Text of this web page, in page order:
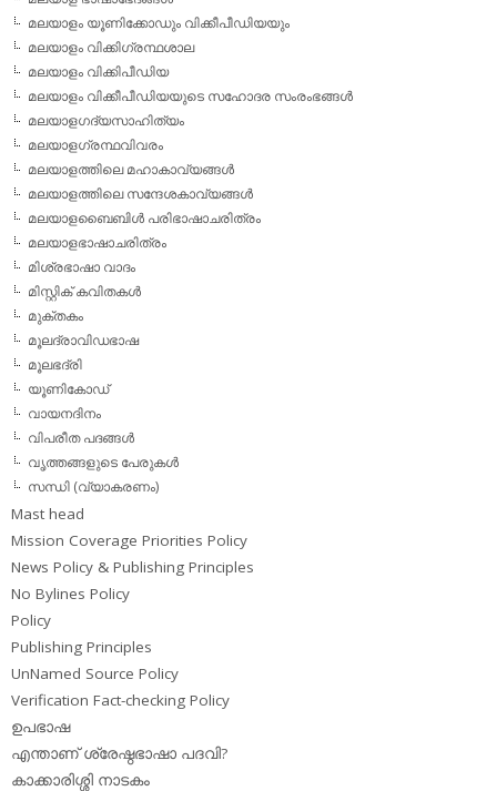
മലയാളം യൂണിക്കോഡും വിക്കീപീഡിയയും
മലയാളം വിക്കിഗ്രന്ഥശാല
മലയാളം വിക്കിപീഡിയ
മലയാളം വിക്കീപീഡിയയുടെ സഹോദര സംരംഭങ്ങള്‍
മലയാളഗദ്യസാഹിത്യം
മലയാളഗ്രന്ഥവിവരം
മലയാളത്തിലെ മഹാകാവ്യങ്ങള്‍
മലയാളത്തിലെ സന്ദേശകാവ്യങ്ങള്‍
മലയാളബൈബിള്‍ പരിഭാഷാചരിത്രം
മലയാളഭാഷാചരിത്രം
മിശ്രഭാഷാ വാദം
മിസ്റ്റിക് കവിതകള്‍
മുക്തകം
മൂലദ്രാവിഡഭാഷ
മൂലഭദ്രി
യൂണികോഡ്
വായനദിനം
വിപരീത പദങ്ങള്‍
വൃത്തങ്ങളുടെ പേരുകള്‍
സന്ധി (വ്യാകരണം)
Mast head
Mission Coverage Priorities Policy
News Policy & Publishing Principles
No Bylines Policy
Policy
Publishing Principles
UnNamed Source Policy
Verification Fact-checking Policy
ഉപഭാഷ
എന്താണ് ശ്രേഷ്ഠഭാഷാ പദവി?
കാക്കാരിശ്ശി നാടകം